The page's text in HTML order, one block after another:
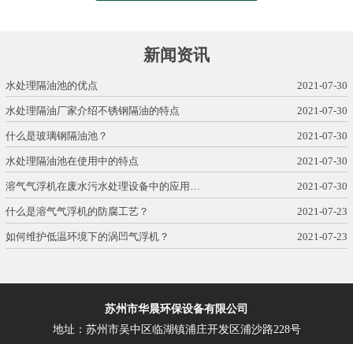
新闻资讯
水处理隔油池的优点 2021-07-30
水处理隔油厂家介绍不锈钢隔油的特点 2021-07-30
什么是玻璃钢隔油池？ 2021-07-30
水处理隔油池在使用中的特点 2021-07-30
溶气气浮机在废水污水处理设备中的应用… 2021-07-30
什么是溶气气浮机的防腐工艺？ 2021-07-23
如何维护低温环境下的涡凹气浮机？ 2021-07-23
苏州市华晨环保设备有限公司
地址：苏州市吴中区临湖镇浦庄开发区浦沙路228号